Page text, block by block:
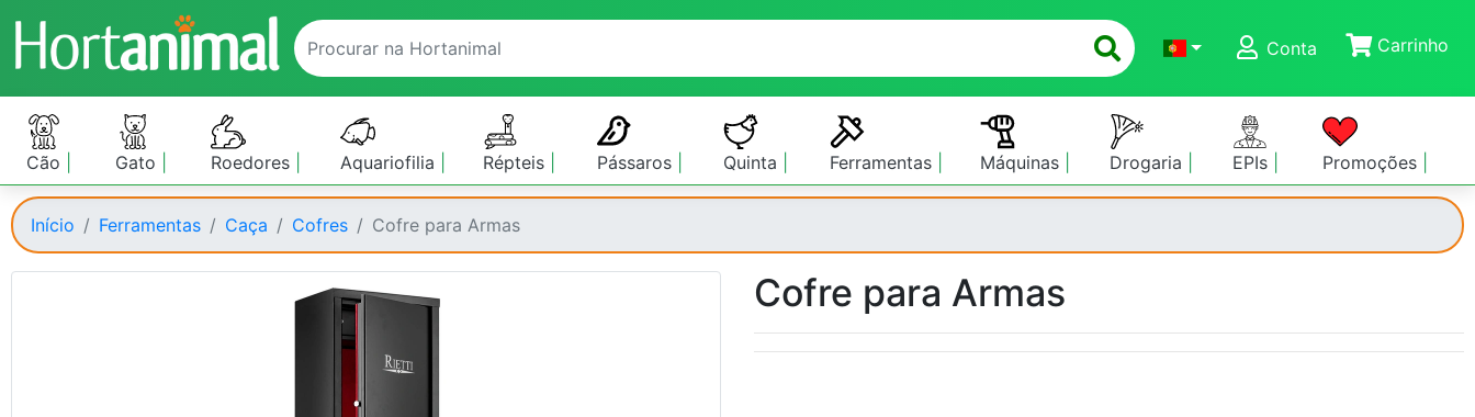
Conta
Carrinho
Cão Gato Roedores Aquariofilia Répteis Pássaros Quinta Ferramentas Máquinas Drogaria EPIs Promoções
Início Ferramentas Caça Cofres Cofre para Armas
Cofre para Armas